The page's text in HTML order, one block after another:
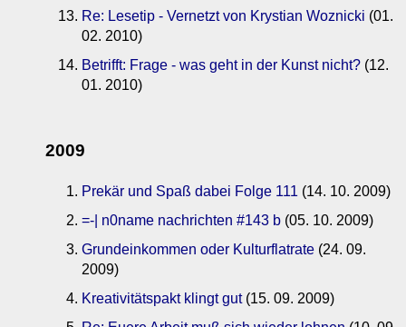
Re: Lesetip - Vernetzt von Krystian Woznicki (01.
02. 2010)
Betrifft: Frage - was geht in der Kunst nicht? (12.
01. 2010)
2009
Prekär und Spaß dabei Folge 111 (14. 10. 2009)
=-| n0name nachrichten #143 b (05. 10. 2009)
Grundeinkommen oder Kulturflatrate (24. 09.
2009)
Kreativitätspakt klingt gut(15. 09. 2009)